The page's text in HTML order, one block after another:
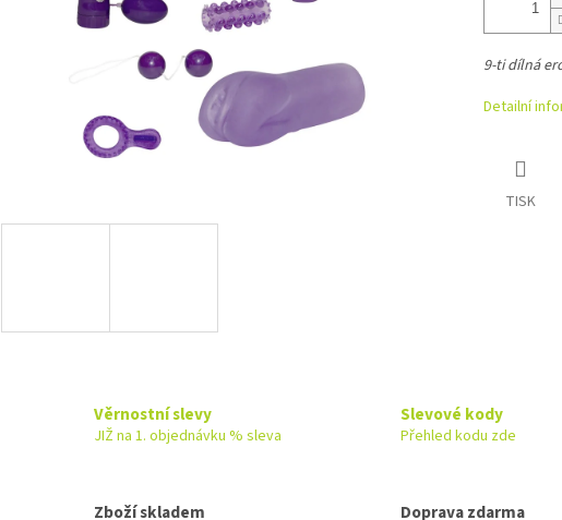
9-ti dílná
Detailní
TISK
Věrnostní slevy
JIŽ na 1. objednávku % sleva
Slevové kody
Přehled kodu zde
Zboží skladem Doprava zdarma